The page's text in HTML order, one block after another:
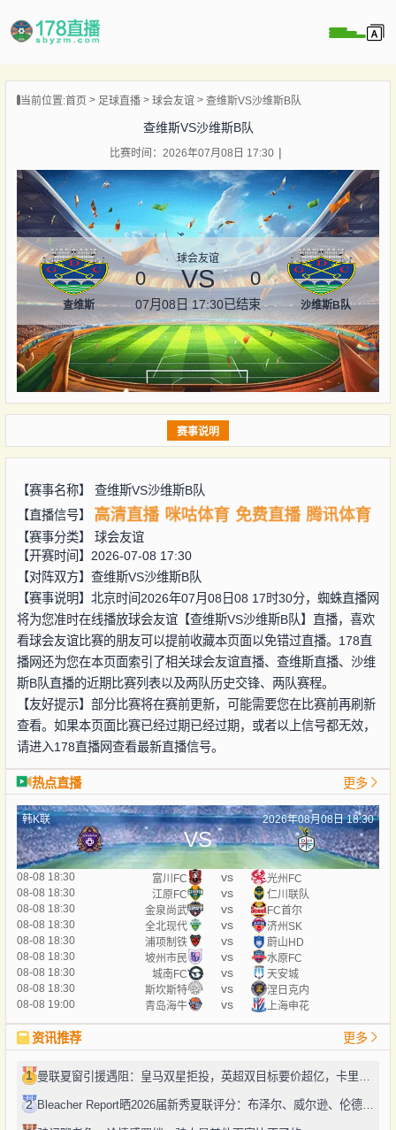
当前位置:首页 足球直播 球会友谊 查维斯VS沙维斯B队
查维斯VS沙维斯B队
比赛时间：2026年07月08日 17:30
查维斯
球会友谊
0 VS 0
07月08日 17:30已结束 沙维斯B队
赛事说明
【赛事名称】 查维斯VS沙维斯B队
【直播信号】
高清直播 咪咕体育 免费直播 腾讯体育
【赛事分类】 球会友谊
【开赛时间】2026-07-08 17:30
【对阵双方】 查维斯VS沙维斯B队
【赛事说明】北京时间2026年07月08日08 17时30分，蜘蛛直播网
将为您准时在线播放球会友谊【查维斯VS沙维斯B队】直播，喜欢
看球会友谊比赛的朋友可以提前收藏本页面以免错过直播。178直
播网还为您在本页面索引了相关球会友谊直播、查维斯直播、沙维
斯B队直播的近期比赛列表以及两队历史交锋、两队赛程。
【友好提示】部分比赛将在赛前更新，可能需要您在比赛前再刷新
查看。如果本页面比赛已经过期已经过期，或者以上信号都无效，
请进入178直播网查看最新直播信号。
热点直播 更多
韩K联 2026年08月08日 18:30
VS
08-08 18:30 富川FC vs
光州FC
08-08 18:30
江原FC vs
仁川联队
08-08 18:30
金泉尚武 vs
FC首尔
08-08 18:30
全北现代 vs
济州SK
08-08 18:30
浦项制铁 vs
蔚山HD
08-08 18:30
坡州市民 vs
水原FC
08-08 18:30
城南FC vs
天安城
08-08 18:30
斯坎斯特 vs
涅日克内
08-08 19:00
青岛海牛 vs 上海申花
资讯推荐 更多
1
2 Bleacher Report晒2026届新秀夏联评分：布泽尔、威尔逊、伦德博格摘A